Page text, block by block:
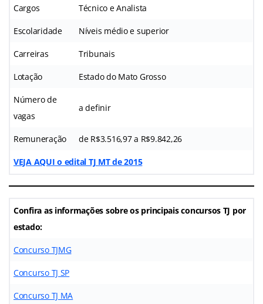
Cargos Técnico e Analista
Escolaridade Níveis médio e superior
Carreiras Tribunais
Lotação Estado do Mato Grosso
Número de
vagas
a definir
Remuneração de R$3.516,97 a R$9.842,26
VEJA AQUI o edital TJ MT de 2015
Confira as informações sobre os principais concursos TJ por
estado:
Concurso TJMG
Concurso TJ SP
Concurso TJ MA